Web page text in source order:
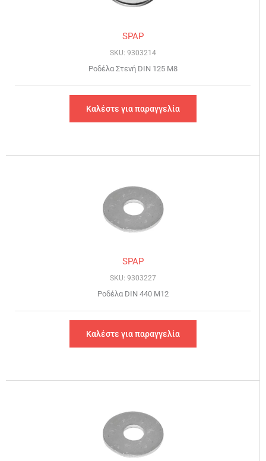
SPAP
SKU: 9303214
Ροδέλα Στενή DIN 125 Μ8
Καλέστε για παραγγελία
SPAP
SKU: 9303227
Ροδέλα DIN 440 Μ12
Καλέστε για παραγγελία